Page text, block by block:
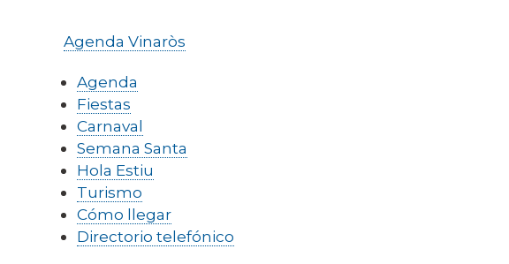
ayuda
navegación
Agenda Vinaròs
Agenda
Fiestas
Carnaval
Semana Santa
Hola Estiu
Turismo
Cómo llegar
Directorio telefónico